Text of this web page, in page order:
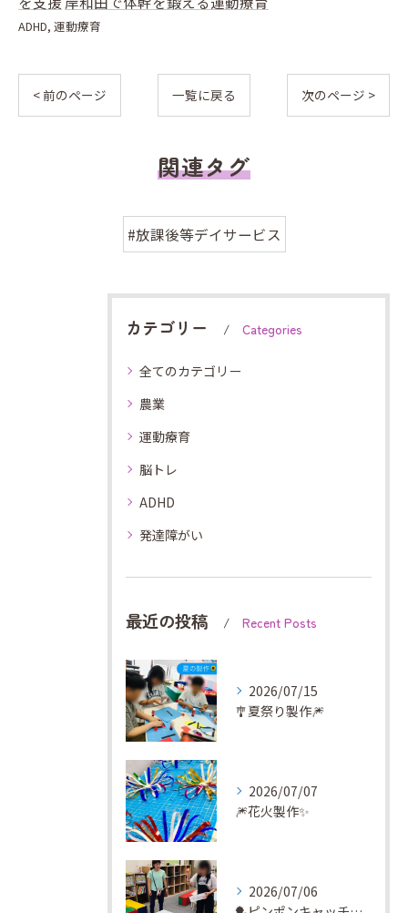
ADHD 運動療育
< 前のページ 一覧に戻る 次のページ >
関連タグ
#放課後等デイサービス
カテゴリー Categories
全てのカテゴリー
農業
運動療育
脳トレ
ADHD
発達障がい
最近の投稿 Recent Posts
2026/07/15
🎐夏祭り製作🎆
2026/07/07
🎆花火製作✨
2026/07/06